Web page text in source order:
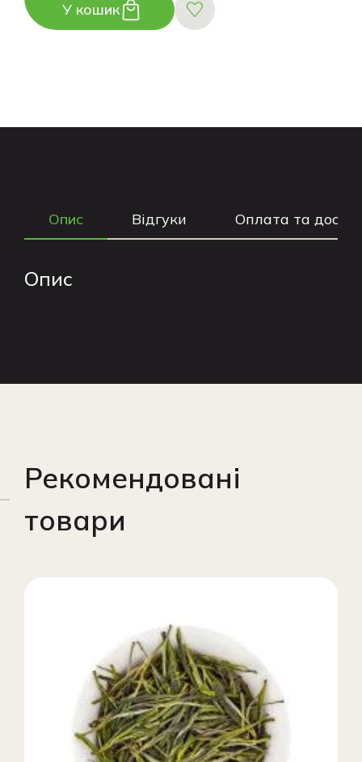
У кошик
Опис Відгуки Оплата та
Опис
Рекомендовані
товари